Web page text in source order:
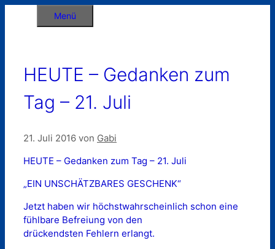
Menü
HEUTE – Gedanken zum
Tag – 21. Juli
21. Juli 2016 von Gabi
HEUTE – Gedanken zum Tag – 21. Juli
„EIN UNSCHÄTZBARES GESCHENK“
Jetzt haben wir höchstwahrscheinlich schon eine
fühlbare Befreiung von den
drückendsten Fehlern erlangt.